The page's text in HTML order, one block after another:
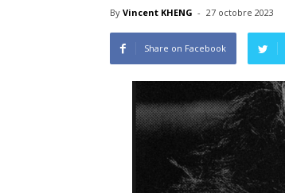
By Vincent KHENG - 27 octobre 2023
Share on Facebook